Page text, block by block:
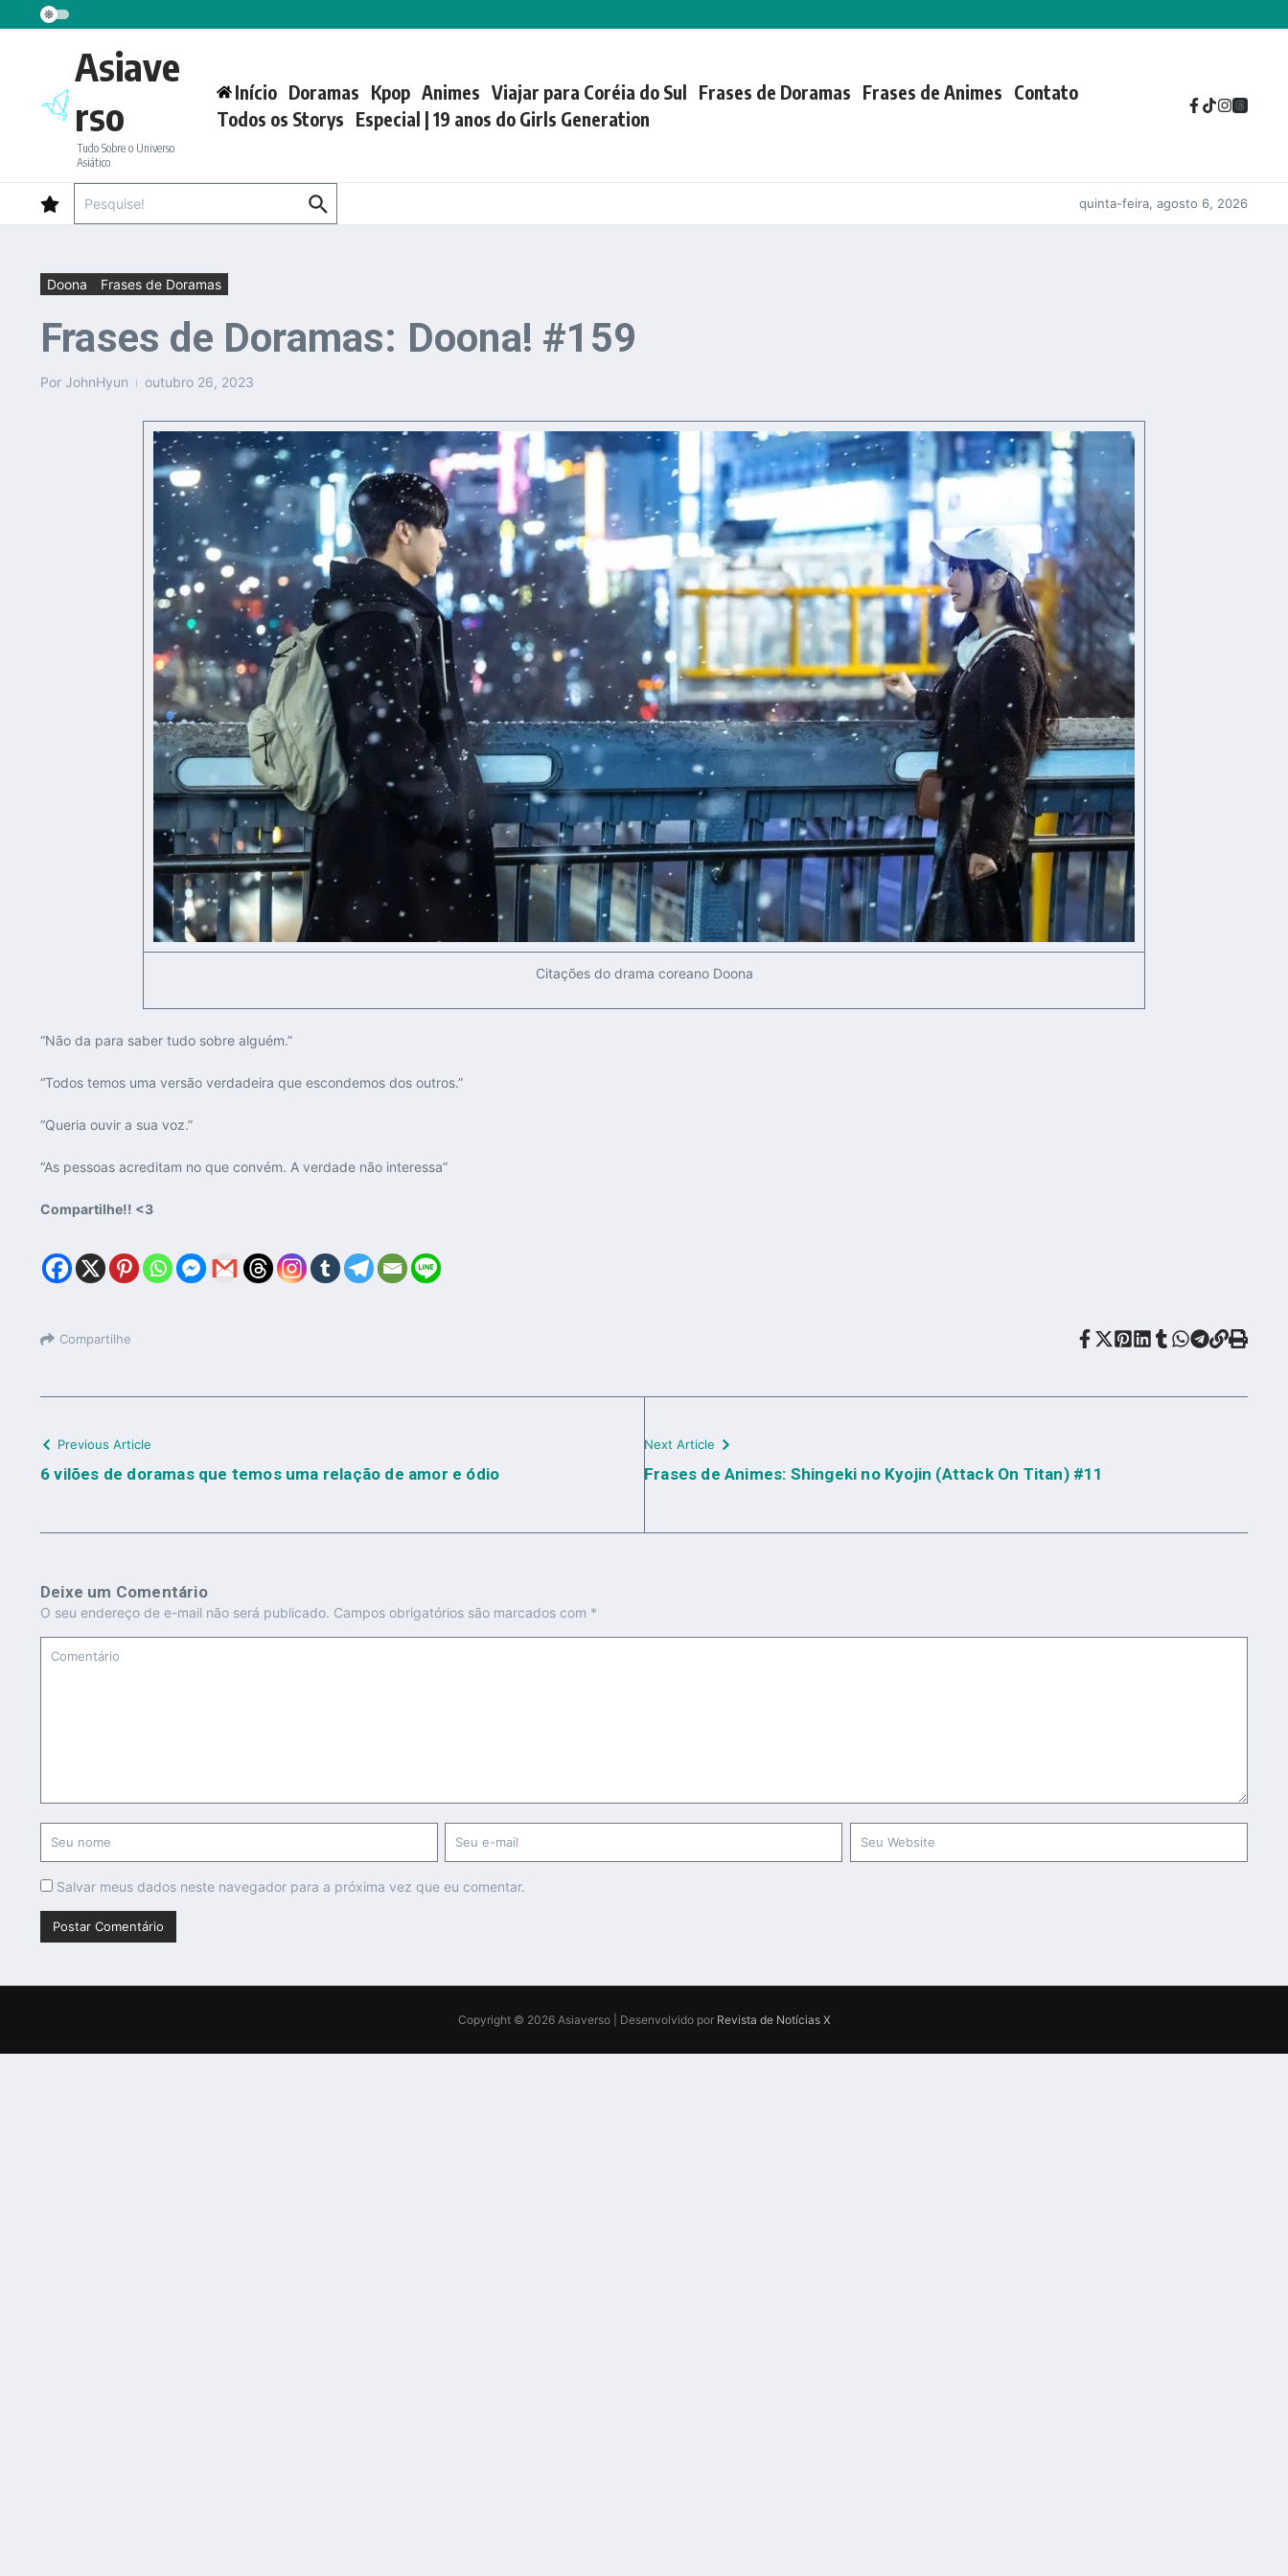
Ir para o conteúdo
Asiave
rso
Tudo Sobre o Universo
Asiático
Início Doramas Kpop Animes Viajar para Coréia do Sul Frases de Doramas Frases de Animes Contato
Todos os Storys Especial | 19 anos do Girls Generation
quinta-feira, agosto 6, 2026
Doona Frases de Doramas
Frases de Doramas: Doona! #159
Por JohnHyun outubro 26, 2023
Citações do drama coreano Doona
“Não da para saber tudo sobre alguém.”
“Todos temos uma versão verdadeira que escondemos dos outros.”
“Queria ouvir a sua voz.”
“As pessoas acreditam no que convém. A verdade não interessa”
Compartilhe!! <3
Compartilhe
Previous Article
6 vilões de doramas que temos uma relação de amor e ódio
Next Article
Frases de Animes: Shingeki no Kyojin (Attack On Titan) #11
Deixe um Comentário
O seu endereço de e-mail não será publicado. Campos obrigatórios são marcados com *
Salvar meus dados neste navegador para a próxima vez que eu comentar.
Copyright © 2026 Asiaverso | Desenvolvido por Revista de Notícias X